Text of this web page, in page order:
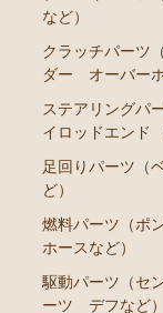
など）
クラッチパーツ
ダー オーバー
ステアリングパ
イロッドエンド
足回りパーツ
ど）
燃料パーツ（
ホースなど）
駆動パーツ（セ
ーツ デフなど）